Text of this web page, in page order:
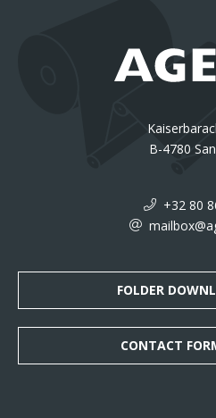
B-4780
+32 80
FOLDER
CONTACT